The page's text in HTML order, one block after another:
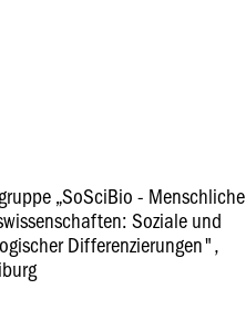
„SoSciBio - Menschliche
Soziale und
Differenzierungen",